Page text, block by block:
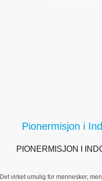
PIONERMISJON I
Det virket umulig for mennesker,